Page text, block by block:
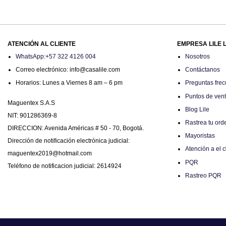
ATENCIÓN AL CLIENTE
WhatsApp:+57 322 4126 004
Correo electrónico: info@casalile.com
Horarios: Lunes a Viernes 8 am – 6 pm
Maguentex S.A.S
NIT: 901286369-8
DIRECCION: Avenida Américas # 50 - 70, Bogotá.
Dirección de notificación electrónica judicial:
maguentex2019@hotmail.com
Teléfono de notificacion judicial: 2614924
EMPRESA LILE
Nosotros
Contáctanos
Preguntas
Puntos de
Blog Lile
Rastrea tu
Mayoristas
Atención a el
PQR
Rastreo PQR